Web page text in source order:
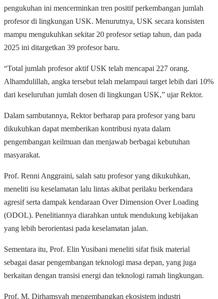
pengukuhan ini mencerminkan tren positif perkembangan jumlah
profesor di lingkungan USK. Menurutnya, USK secara konsisten
mampu mengukuhkan sekitar 20 profesor setiap tahun, dan pada
2025 ini ditargetkan 39 profesor baru.
“Total jumlah profesor aktif USK telah mencapai 227 orang.
Alhamdulillah, angka tersebut telah melampaui target lebih dari 10%
dari keseluruhan jumlah dosen di lingkungan USK,” ujar Rektor.
Dalam sambutannya, Rektor berharap para profesor yang baru
dikukuhkan dapat memberikan kontribusi nyata dalam
pengembangan keilmuan dan menjawab berbagai kebutuhan
masyarakat.
Prof. Renni Anggraini, salah satu profesor yang dikukuhkan,
meneliti isu keselamatan lalu lintas akibat perilaku berkendara
agresif serta dampak kendaraan Over Dimension Over Loading
(ODOL). Penelitiannya diarahkan untuk mendukung kebijakan
yang lebih berorientasi pada keselamatan jalan.
Sementara itu, Prof. Elin Yusibani meneliti sifat fisik material
sebagai dasar pengembangan teknologi masa depan, yang juga
berkaitan dengan transisi energi dan teknologi ramah lingkungan.
Prof. M. Dirhamsyah mengembangkan ekosistem industri